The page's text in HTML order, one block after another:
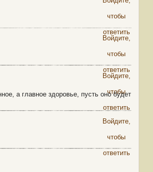
чтобы
ответить
Войдите,
чтобы
ответить
Войдите,
чтобы
ответить
а главное здоровье, пусть оно будет
Войдите,
чтобы
ответить